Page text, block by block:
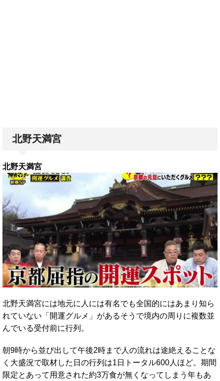
北野天満宮
北野天満宮
北野天満宮には地元に人には有名でも全国的にはあまり知ら
れていない「開運グルメ」があるそうで境内の周りに複数並
んでいる受付前に行列。
朝9時から並び出して午後2時まで人の流れは途絶えることな
く大盛況で取材した日の行列は1日トータル600人ほど。期間
限定とあって用意された約3万食が無くなってしまう年もあ